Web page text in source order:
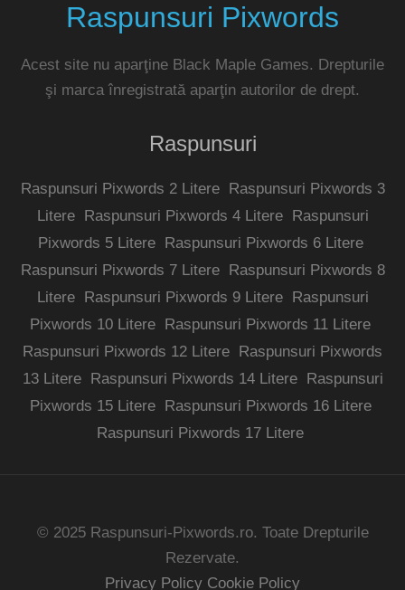
Raspunsuri Pixwords
Acest site nu aparţine Black Maple Games. Drepturile
şi marca înregistrată aparţin autorilor de drept.
Raspunsuri
Raspunsuri Pixwords 2 Litere
Raspunsuri Pixwords 3
Litere
Raspunsuri Pixwords 4 Litere
Raspunsuri
Pixwords 5 Litere
Raspunsuri Pixwords 6 Litere
Raspunsuri Pixwords 7 Litere
Raspunsuri Pixwords 8
Litere
Raspunsuri Pixwords 9 Litere
Raspunsuri
Pixwords 10 Litere Raspunsuri Pixwords 11 Litere
Raspunsuri Pixwords 12 Litere Raspunsuri Pixwords
13 Litere
Raspunsuri Pixwords 14 Litere
Raspunsuri
Pixwords 15 Litere
Raspunsuri Pixwords 16 Litere
Raspunsuri Pixwords 17 Litere
© 2025 Raspunsuri-Pixwords.ro. Toate Drepturile
Rezervate.
Privacy Policy Cookie Policy